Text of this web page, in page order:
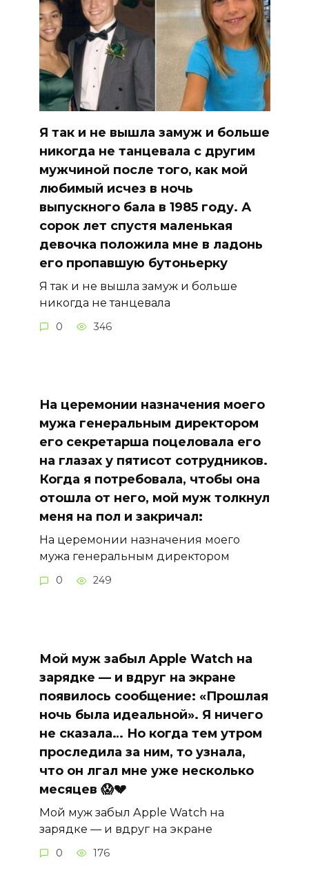
Я так и не вышла замуж и больше
никогда не танцевала с другим
мужчиной после того, как мой
любимый исчез в ночь
выпускного бала в 1985 году. А
сорок лет спустя маленькая
девочка положила мне в ладонь
его пропавшую бутоньерку
Я так и не вышла замуж и больше
никогда не танцевала
0 346
На церемонии назначения моего
мужа генеральным директором
его секретарша поцеловала его
на глазах у пятисот сотрудников.
Когда я потребовала, чтобы она
отошла от него, мой муж толкнул
меня на пол и закричал:
На церемонии назначения моего
мужа генеральным директором
0 249
Мой муж забыл Apple Watch на
зарядке — и вдруг на экране
появилось сообщение: «Прошлая
ночь была идеальной». Я ничего
не сказала… Но когда тем утром
проследила за ним, то узнала,
что он лгал мне уже несколько
месяцев 😱💔
Мой муж забыл Apple Watch на
зарядке — и вдруг на экране
0 176